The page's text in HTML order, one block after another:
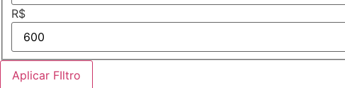
R$
Aplicar FIltro